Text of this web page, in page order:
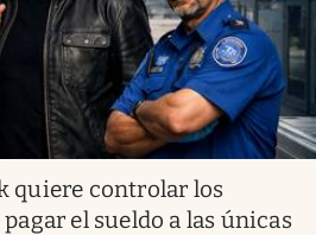
quiere controlar los
el sueldo a las únicas